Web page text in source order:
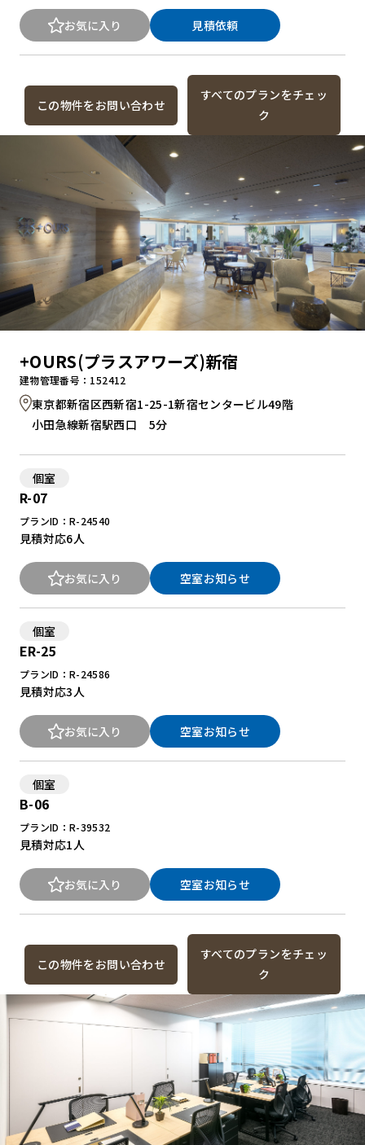
お気に入り 見積依頼
この物件をお問い合わせ
すべてのプランをチェッ
ク
+OURS(プラスアワーズ)新宿
建物管理番号：152412
東京都新宿区西新宿1-25-1新宿センタービル49階
小田急線新宿駅西口 5分
個室
R-07
プランID：R-24540
見積対応6人
お気に入り 空室お知らせ
個室
ER-25
プランID：R-24586
見積対応3人
お気に入り 空室お知らせ
個室
B-06
プランID：R-39532
見積対応1人
お気に入り 空室お知らせ
この物件をお問い合わせ
すべてのプランをチェッ
ク